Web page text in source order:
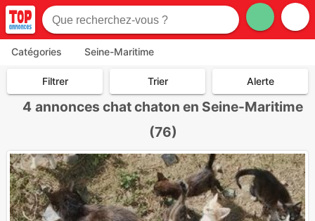
Catégories Seine-Maritime
Filtrer Trier Alerte
4 annonces chat chaton en Seine-Maritime
(76)